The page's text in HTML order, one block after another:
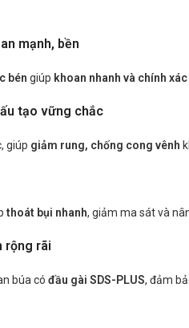
mạnh, bền
bén giúp khoan nhanh và chính xác
tạo vững chắc
giúp giảm rung, chống cong vênh
thoát bụi nhanh, giảm ma sát và
rộng rãi
búa có đầu gài SDS-PLUS, đảm